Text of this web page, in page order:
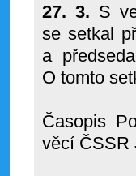
27. 3. S
se setkal
a
O tomto
Časopis
věcí ČSSR